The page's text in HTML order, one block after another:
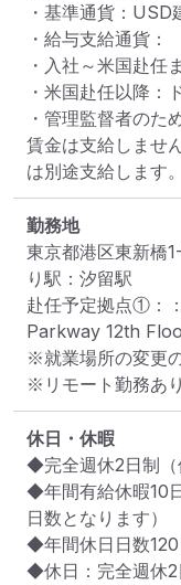
・基準通貨：USD
・給与支給通貨：
・入社～米国赴任
・米国赴任以降
・管理監督者のた
賃金は支給しませ
は別途支給します。
勤務地
東京都港区東新橋
り駅：汐留駅
赴任予定拠点①：
Parkway 12th
※就業場所の変更
※リモート勤務あり
休日・休暇
◆完全週休2日制（
◆年間有給休暇10
日数となります）
◆年間休日日数120
◆休日：完全週休2